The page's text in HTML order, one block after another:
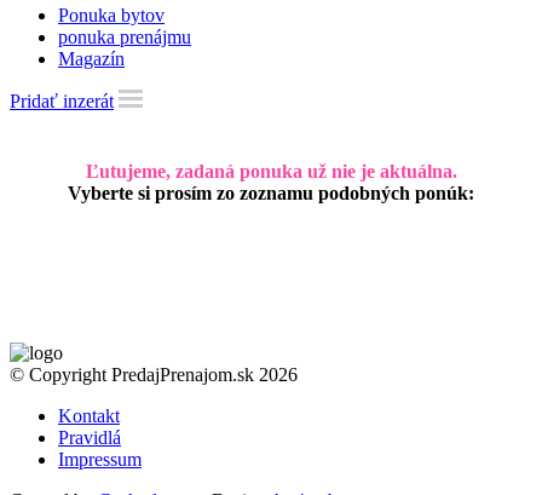
Ponuka bytov
ponuka prenájmu
Magazín
Pridať inzerát
Ľutujeme, zadaná ponuka už nie je aktuálna.
Vyberte si prosím zo zoznamu podobných ponúk:
© Copyright PredajPrenajom.sk 2026
Kontakt
Pravidlá
Impressum